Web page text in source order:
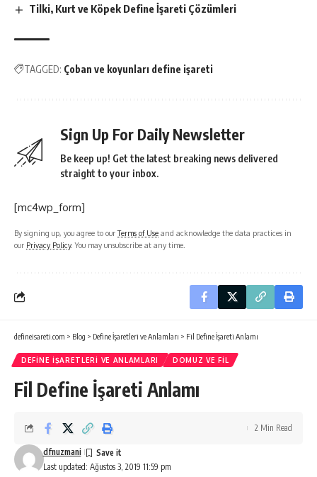
Tilki, Kurt ve Köpek Define İşareti Çözümleri
TAGGED: Çoban ve koyunları define işareti
Sign Up For Daily Newsletter
Be keep up! Get the latest breaking news delivered
straight to your inbox.
[mc4wp_form]
By signing up, you agree to ourTerms of Use and acknowledge the data practices in
our Privacy Policy. You may unsubscribe at any time.
defineisareti.com > Blog > Define İşaretleri ve Anlamları > Fil Define İşareti Anlamı
DEFINE İŞARETLERI VE ANLAMLARI DOMUZ VE FIL
Fil Define İşareti Anlamı
Last updated: Ağustos 3, 2019 11:59 pm
dfnuzmani
2 Min Read